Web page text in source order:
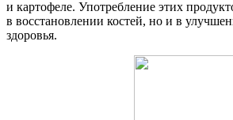
и картофеле. Употребление этих
в восстановлении костей, но и в
здоровья.